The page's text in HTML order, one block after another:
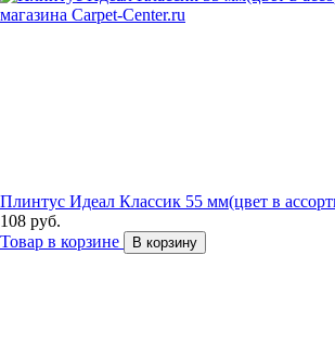
Плинтус Идеал Классик 55 мм(цвет в
108 руб.
Товар в корзине
В корзину